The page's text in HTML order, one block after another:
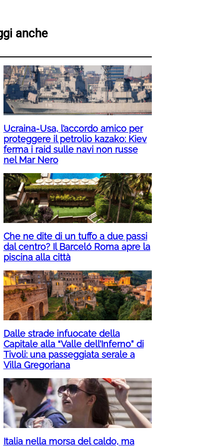
anche
Ucraina-Usa, l’accordo amico per
proteggere il petrolio kazako: Kiev
ferma i raid sulle navi non russe
nel Mar Nero
Che ne dite di un tuffo a due passi
dal centro? Il Barceló Roma apre la
piscina alla città
Dalle strade infuocate della
Capitale alla “Valle dell’Inferno” di
Tivoli: una passeggiata serale a
Villa Gregoriana
Italia nella morsa del caldo, ma